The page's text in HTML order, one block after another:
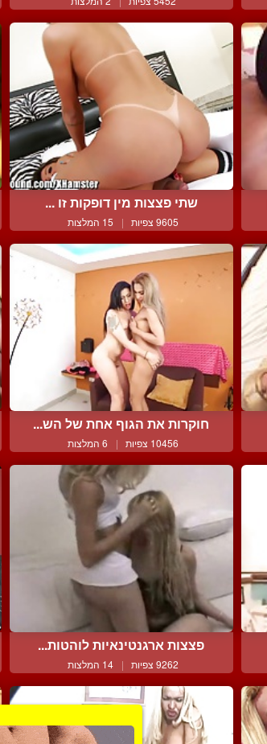
שתי פצצות מין דופקות זו ...
9605 צפיות | 15 המלצות
חוקרות את הגוף אחת של הש...
10456 צפיות | 6 המלצות
פצצות ארגנטינאיות לוהטות...
9262 צפיות | 14 המלצות